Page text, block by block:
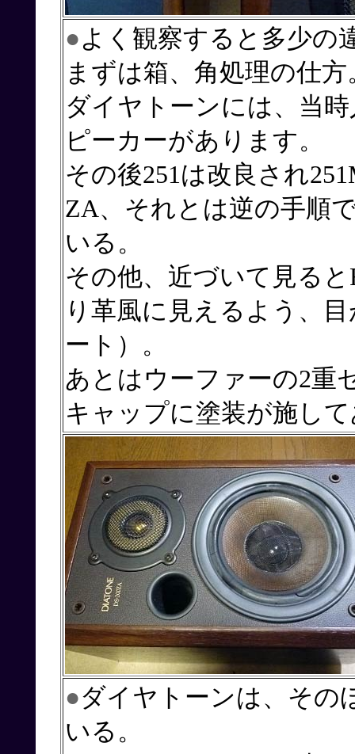
●よく観察すると多少の
まずは箱、角処理の仕方
ダイヤトーンには、当
ピーカーがあります。
その後251は改良され
ZA、それとは逆の手順
いる。
その他、近づいて見る
り革風に見えるよう、
ート）。
あとはウーファーの2重
キャップに塗装が施し
●ダイヤトーンは、その
いる。